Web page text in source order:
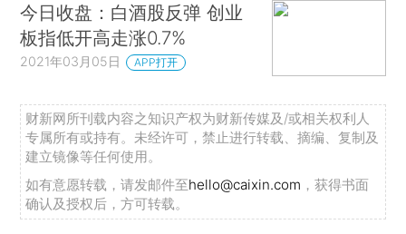
今日收盘：白酒股反弹 创业
板指低开高走涨0.7%
2021年03月05日 APP打开
财新网所刊载内容之知识产权为财新传媒及/或相关权利人
专属所有或持有。未经许可，禁止进行转载、摘编、复制及
建立镜像等任何使用。
如有意愿转载，请发邮件至hello@caixin.com ，获得书面
确认及授权后，方可转载。